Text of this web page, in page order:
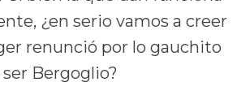
¿en serio vamos a creer
renunció por lo gauchito
Bergoglio?